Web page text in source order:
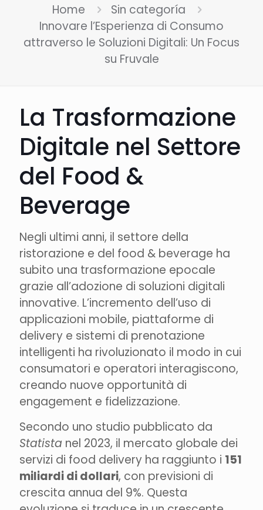
Home
Sin categoría
Innovare l’Esperienza di Consumo
attraverso le Soluzioni Digitali: Un Focus
su Fruvale
La Trasformazione
Digitale nel Settore
del Food &
Beverage
Negli ultimi anni, il settore della
ristorazione e del food & beverage ha
subito una trasformazione epocale
grazie all’adozione di soluzioni digitali
innovative. L’incremento dell’uso di
applicazioni mobile, piattaforme di
delivery e sistemi di prenotazione
intelligenti ha rivoluzionato il modo in cui
consumatori e operatori interagiscono,
creando nuove opportunità di
engagement e fidelizzazione.
Secondo uno studio pubblicato da
Statista nel 2023, il mercato globale dei
servizi di food delivery ha raggiunto i 151
miliardi di dollari, con previsioni di
crescita annua del 9%. Questa